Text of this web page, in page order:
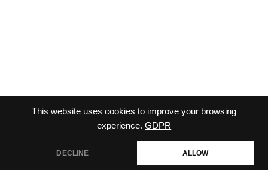
This website uses cookies to improve your browsing
experience. GDPR
DECLINE ALLOW
Proudly powered by
สอบถามเพิ่มเติม